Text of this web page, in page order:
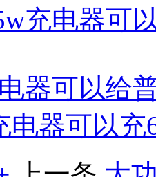
充电器可
器可以给
电器可以